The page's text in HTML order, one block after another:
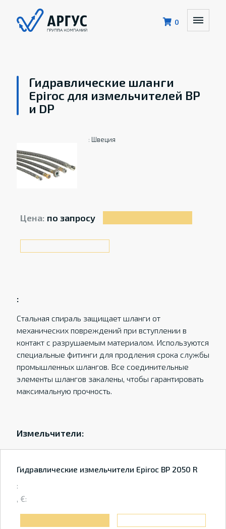
0
Гидравлические шланги
Epiroc для измельчителей BP
и DP
: Швеция
Цена: по запросу
:
Стальная спираль защищает шланги от
механических повреждений при вступлении в
контакт с разрушаемым материалом. Используются
специальные фитинги для продления срока службы
промышленных шлангов. Все соединительные
элементы шлангов закалены, чтобы гарантировать
максимальную прочность.
Измельчители:
Гидравлические измельчители Epiroc BP 2050 R
:
, €: